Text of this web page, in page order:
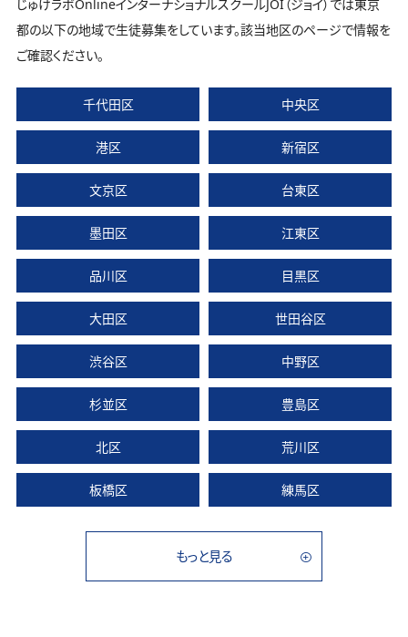
じゅけラボOnlineインターナショナルスクールJOI（ジョイ）では東京
都の以下の地域で生徒募集をしています。該当地区のページで情報を
ご確認ください。
千代田区 中央区
港区 新宿区
文京区 台東区
墨田区 江東区
品川区 目黒区
大田区 世田谷区
渋谷区 中野区
杉並区 豊島区
北区 荒川区
板橋区 練馬区
もっと見る